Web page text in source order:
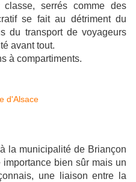
serrés comme des
se fait au détriment du
du transport de voyageurs
avant tout.
à compartiments.
la municipalité de Briançon
bien sûr mais un
une liaison entre la